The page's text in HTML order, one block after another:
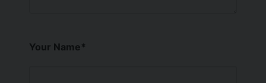
Your Name*